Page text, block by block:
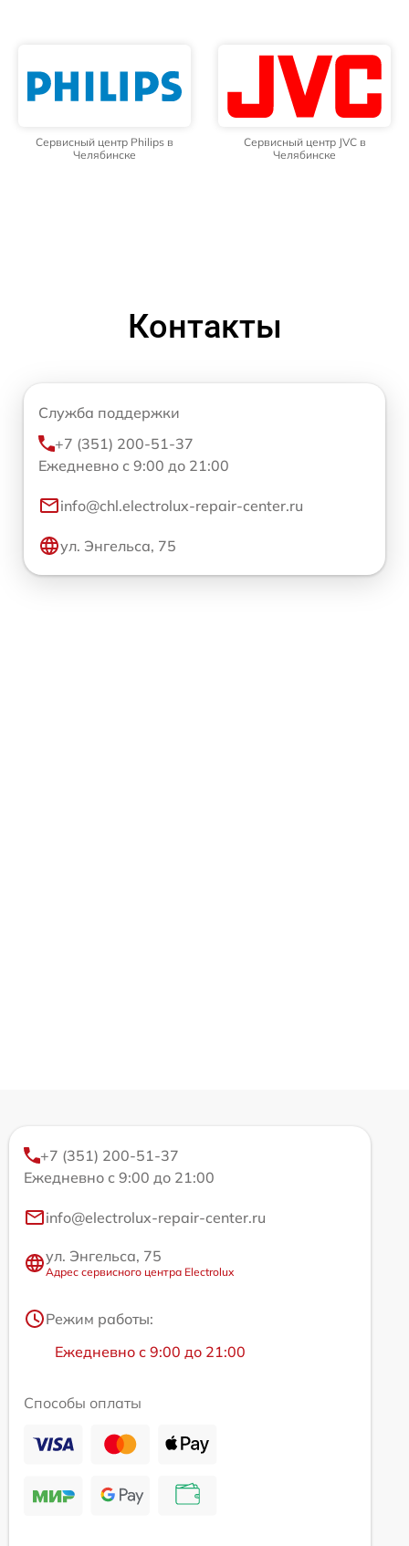
Сервисный центр Philips в
Челябинске
Сервисный центр JVC в
Челябинске
Контакты
Служба поддержки
+7 (351) 200-51-37
Ежедневно с 9:00 до 21:00
info@chl.electrolux-repair-center.ru
ул. Энгельса, 75
+7 (351) 200-51-37
Ежедневно с 9:00 до 21:00
info@electrolux-repair-center.ru
ул. Энгельса, 75
Адрес сервисного центра Electrolux
Режим работы:
Ежедневно с 9:00 до 21:00
Способы оплаты